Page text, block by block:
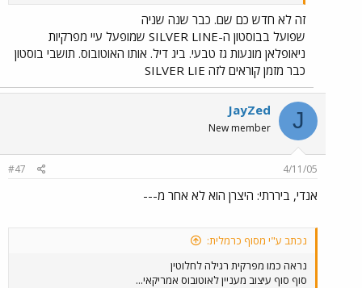
זה לא חדש כם שם. כבר שנה שניה
שפועל בבוסטון ה-SILVER LINE שמופעל עיי מפרקיות
ניאופלאן מונעות גז טבעי. ביג דיל. אותו האוטובוס. תושבי בוסטון
כבר מזמן קוראים לזה SILVER LIE
J
JayZed
New member
4/11/05
#47
אנדי, ביררתי: היצרן הוא לא אחר מ---
נכתב ע"י מסוף כרמלית:
נראה כמו מפרקית רגילה לחלוטין
סוף סוף עיצוב מעניין לאוטובוס אמריקאי...